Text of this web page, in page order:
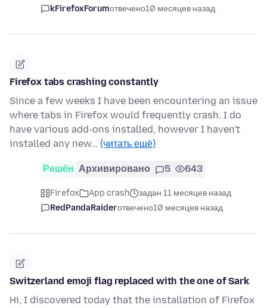
kFirefoxForumотвечено10 месяцев назад
Firefox tabs crashing constantly
Since a few weeks I have been encountering an issue
where tabs in Firefox would frequently crash. I do
have various add-ons installed, however I haven't
installed any new… (читать ещё)
Решён Архивировано 5 643
Firefox App crash
задан 11 месяцев назад
RedPandaRaiderотвечено10 месяцев назад
Switzerland emoji flag replaced with the one of Sark
Hi, I discovered today that the installation of Firefox